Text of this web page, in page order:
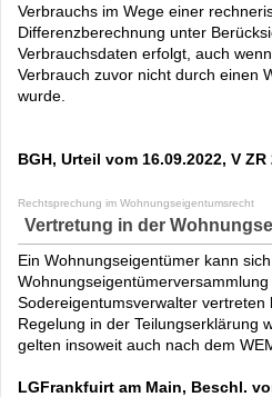
Verbrauchs im Wege einer
Differenzberechnung unter
Verbrauchsdaten erfolgt, auch
Verbrauch zuvor nicht durch einen
wurde.
BGH, Urteil vom 16.09.2022, V ZR
Rechtsprechung im Wohnungseigentumsrecht
Vertretung in der
Ein Wohnungseigentümer kann
Sodereigentumsverwalter vertreten
Regelung in der Teilungserklärung
gelten insoweit auch nach dem
LGFrankfuirt am Main, Beschl.